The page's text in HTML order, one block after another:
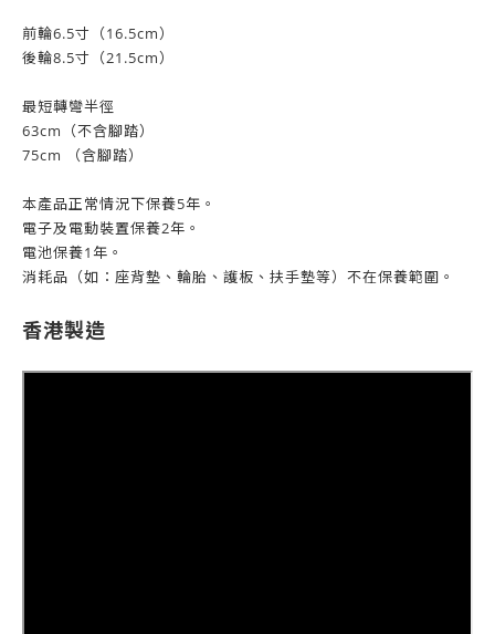
前輪6.5寸（16.5cm）
後輪8.5寸（21.5cm）
最短轉彎半徑
63cm（不含腳踏）
75cm （含腳踏）
本產品正常情況下保養5年。
電子及電動裝置保養2年。
電池保養1年。
消耗品（如：座背墊、輪胎、護板、扶手墊等）不在保養範圍。
香港製造